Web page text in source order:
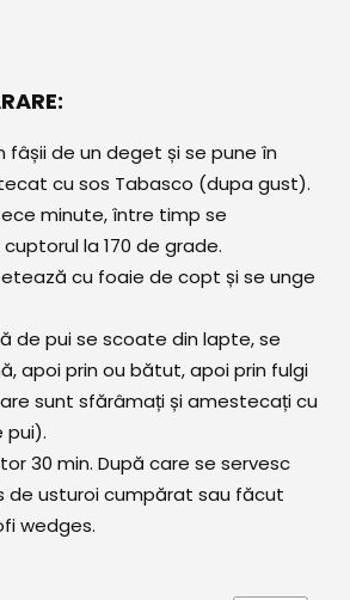
fâșii de un deget și se pune în
cu sos Tabasco (dupa gust).
minute, între timp se
la 170 de grade.
cu foaie de copt și se unge
de pui se scoate din lapte, se
apoi prin ou bătut, apoi prin fulgi
sunt sfărâmați și amestecați cu
pui).
30 min. După care se servesc
de usturoi cumpărat sau făcut
wedges.